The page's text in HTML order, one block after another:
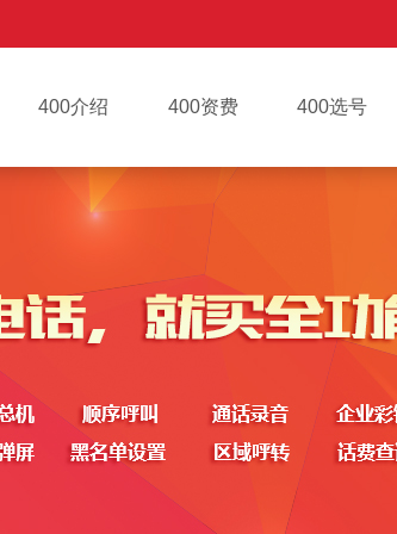
400介绍 400资费 400选号